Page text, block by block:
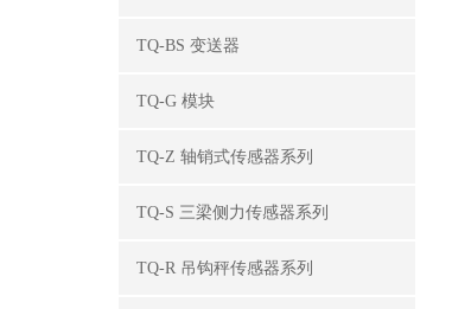
TQ-BS 变送器
TQ-G 模块
TQ-Z 轴销式传感器系列
TQ-S 三梁侧力传感器系列
TQ-R 吊钩秤传感器系列